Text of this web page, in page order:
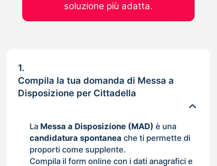
1.
Compila la tua domanda di Messa a
Disposizione per Cittadella
La Messa a Disposizione (MAD) è una
candidatura spontanea che ti permette di
proporti come supplente.
Compila il form online con i dati anagrafici e
soluzione più adatta.